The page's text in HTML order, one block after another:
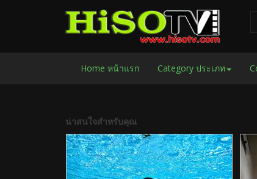
Home หน้าแรก Category ประเภท